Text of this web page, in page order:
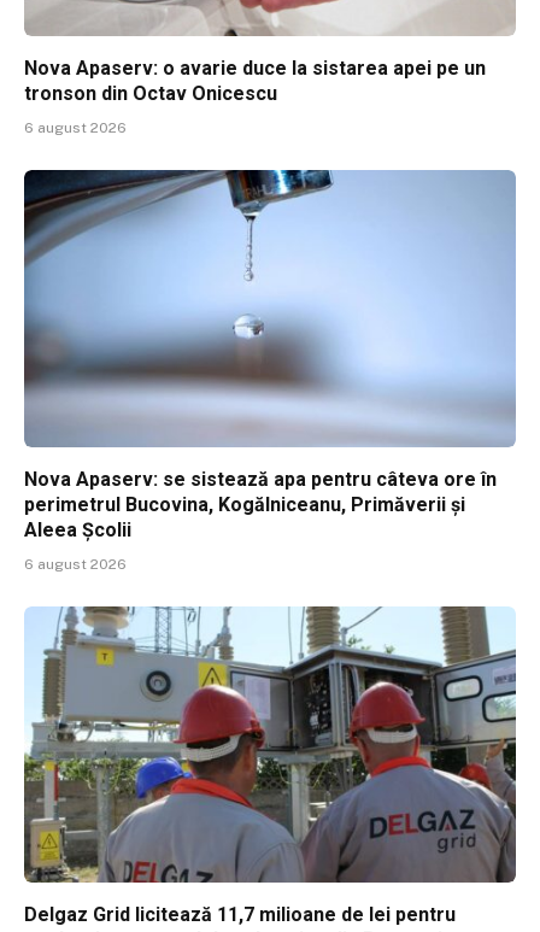
Nova Apaserv: o avarie duce la sistarea apei pe un
tronson din Octav Onicescu
6 august 2026
Nova Apaserv: se sistează apa pentru câteva ore în
perimetrul Bucovina, Kogălniceanu, Primăverii și
Aleea Școlii
6 august 2026
Delgaz Grid licitează 11,7 milioane de lei pentru